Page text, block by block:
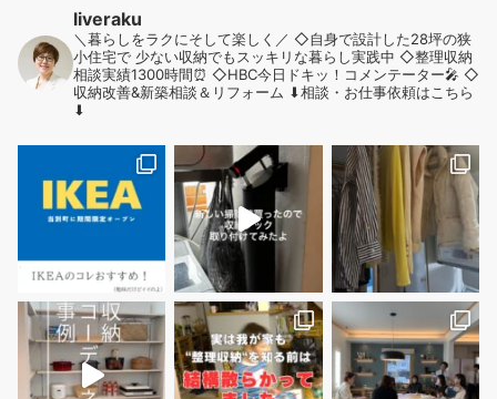
liveraku
＼暮らしをラクにそして楽しく／ ◇自身で設計した28坪の狭
小住宅で 少ない収納でもスッキリな暮らし実践中 ◇整理収納
相談実績1300時間⏰ ◇HBC今日ドキッ！コメンテーター🎤 ◇
収納改善&新築相談＆リフォーム ⬇︎相談・お仕事依頼はこちら
⬇︎